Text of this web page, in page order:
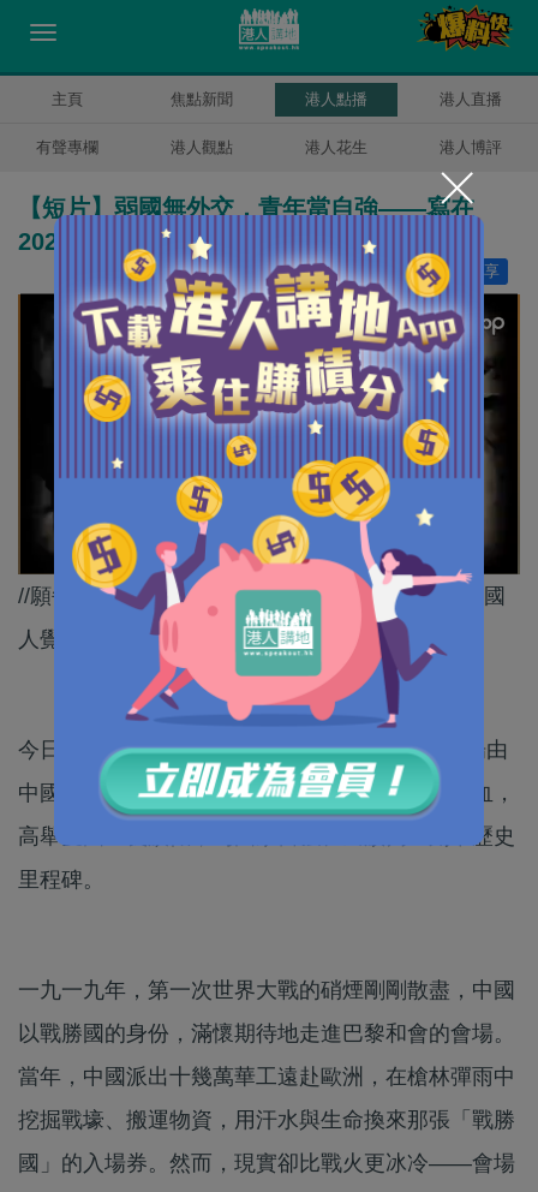
主頁 焦點新聞 港人點播 港人直播
有聲專欄 港人觀點 港人花生 港人博評
【短片】弱國無外交，青年當自強——寫在
2026年五四青年節
分享
讚好 7
//願每一位青年都能銘記：自強不息、奮發進取、國
人覺醒、國乃可強！//
今日是五四青年節，節日的起源始於107年前一場由
中國學生自發的愛國運動，當年他們一腔青春熱血，
高舉愛國主義旗幟，為國家自強、民族獨立刻下歷史
里程碑。
一九一九年，第一次世界大戰的硝煙剛剛散盡，中國
以戰勝國的身份，滿懷期待地走進巴黎和會的會場。
當年，中國派出十幾萬華工遠赴歐洲，在槍林彈雨中
挖掘戰壕、搬運物資，用汗水與生命換來那張「戰勝
國」的入場券。然而，現實卻比戰火更冰冷——會場